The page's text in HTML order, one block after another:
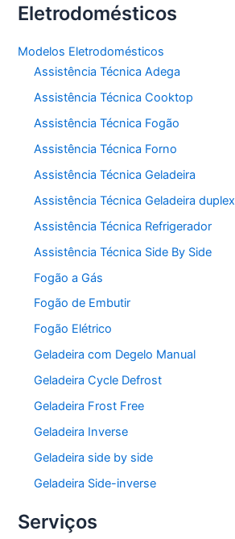
Eletrodomésticos
Modelos Eletrodomésticos
Assistência Técnica Adega
Assistência Técnica Cooktop
Assistência Técnica Fogão
Assistência Técnica Forno
Assistência Técnica Geladeira
Assistência Técnica Geladeira duplex
Assistência Técnica Refrigerador
Assistência Técnica Side By Side
Fogão a Gás
Fogão de Embutir
Fogão Elétrico
Geladeira com Degelo Manual
Geladeira Cycle Defrost
Geladeira Frost Free
Geladeira Inverse
Geladeira side by side
Geladeira Side-inverse
Serviços